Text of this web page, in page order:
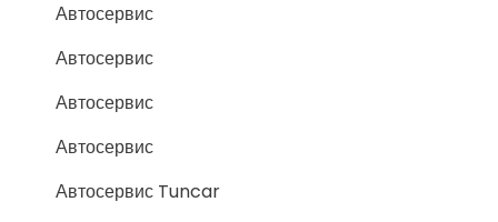
Автосервис
Автосервис
Автосервис
Автосервис
Автосервис Tuncar